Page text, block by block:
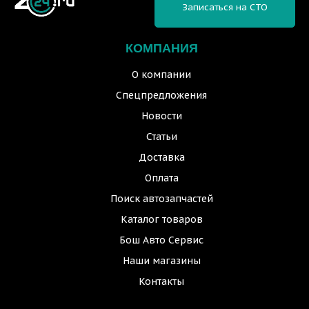
КОМПАНИЯ
О компании
Спецпредложения
Новости
Статьи
Доставка
Оплата
Поиск автозапчастей
Каталог товаров
Бош Авто Сервис
Наши магазины
Контакты
Записаться на СТО